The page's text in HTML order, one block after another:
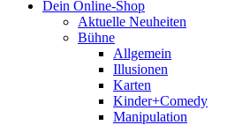
Dein Online-Shop
Aktuelle Neuheiten
Bühne
Allgemein
Illusionen
Karten
Kinder+Comedy
Manipulation